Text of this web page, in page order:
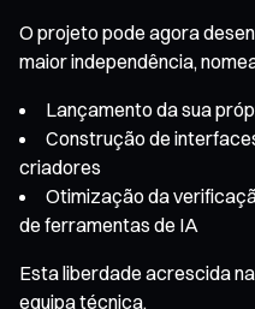
O projeto pode agora
maior independência,
Lançamento da sua
Construção de
criadores
Otimização da
de ferramentas de IA
Esta liberdade acrescida
equipa técnica.